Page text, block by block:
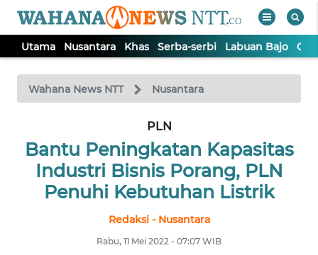
Utama Nusantara Khas Serba-serbi Labuan Bajo
Wahana News NTT Nusantara
PLN
Bantu Peningkatan Kapasitas
Industri Bisnis Porang, PLN
Penuhi Kebutuhan Listrik
Redaksi - Nusantara
Rabu, 11 Mei 2022 - 07:07 WIB
TV
Tutup
NUSANTARA